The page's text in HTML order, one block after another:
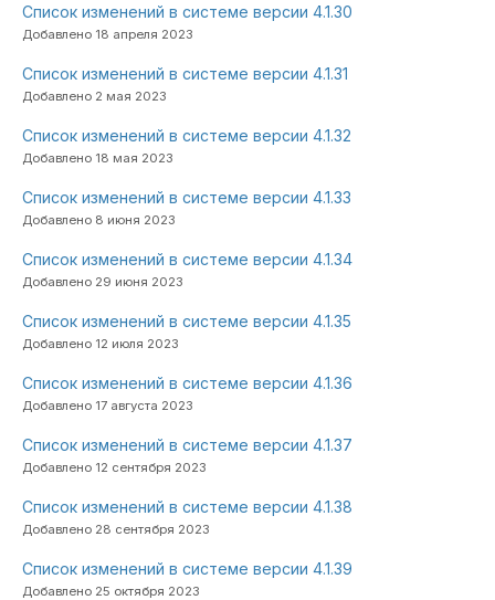
Список изменений в системе версии 4.1.30
Добавлено 18 апреля 2023
Список изменений в системе версии 4.1.31
Добавлено 2 мая 2023
Список изменений в системе версии 4.1.32
Добавлено 18 мая 2023
Список изменений в системе версии 4.1.33
Добавлено 8 июня 2023
Список изменений в системе версии 4.1.34
Добавлено 29 июня 2023
Список изменений в системе версии 4.1.35
Добавлено 12 июля 2023
Список изменений в системе версии 4.1.36
Добавлено 17 августа 2023
Список изменений в системе версии 4.1.37
Добавлено 12 сентября 2023
Список изменений в системе версии 4.1.38
Добавлено 28 сентября 2023
Список изменений в системе версии 4.1.39
Добавлено 25 октября 2023